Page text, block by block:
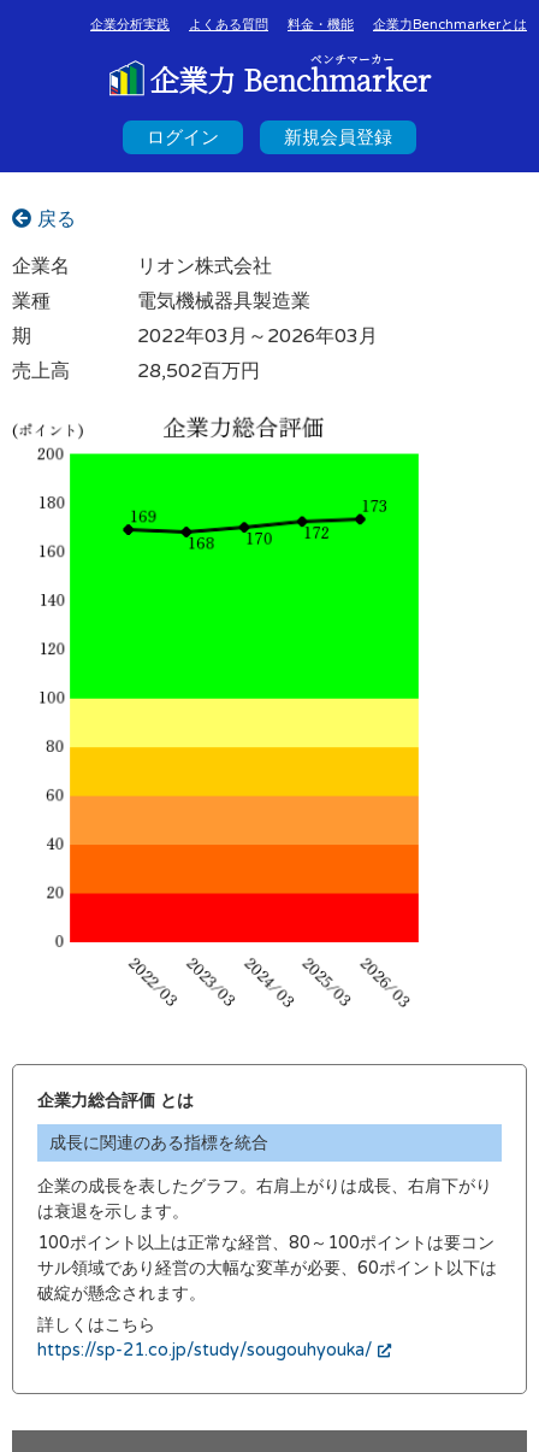
企業分析実践 よくある質問 料金・機能 企業力Benchmarkerとは
ベンチマーカー
企業力 Benchmarker
ログイン 新規会員登録
戻る
企業名
リオン株式会社
業種
電気機械器具製造業
期
2022年03月～2026年03月
売上高
28,502百万円
企業力総合評価 とは
成長に関連のある指標を統合
企業の成長を表したグラフ。右肩上がりは成長、右肩下がり
は衰退を示します。
100ポイント以上は正常な経営、80～100ポイントは要コン
サル領域であり経営の大幅な変革が必要、60ポイント以下は
破綻が懸念されます。
詳しくはこちら
https://sp-21.co.jp/study/sougouhyouka/